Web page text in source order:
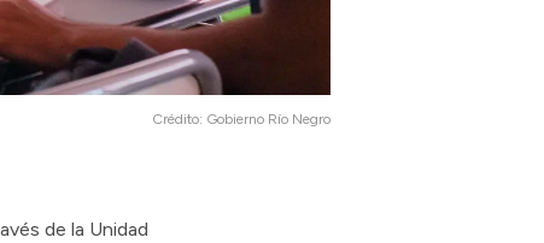
Crédito: Gobierno Río Negro
de la Unidad